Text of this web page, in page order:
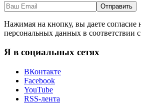
Нажимая на кнопку, вы даете согласие
персональных данных в соответствии с
Я в социальных сетях
ВКонтакте
Facebook
YouTube
RSS-лента